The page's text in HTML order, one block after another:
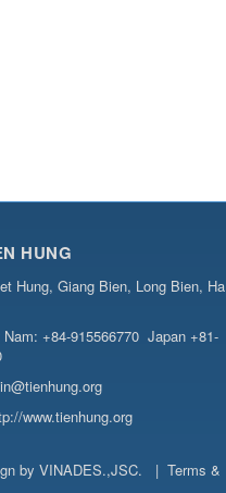
HUNG
Hung, Giang Bien, Long Bien, Ha
+84-915566770 Japan +81-
www.tienhung.org
by VINADES.,JSC. | Terms &